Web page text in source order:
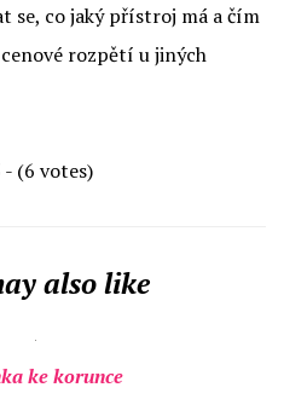
se, co jaký přístroj má a čím
rozpětí u jiných
- (6 votes)
also like
ke korunce